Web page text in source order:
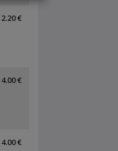
2.20 €
4.00 €
4.00 €